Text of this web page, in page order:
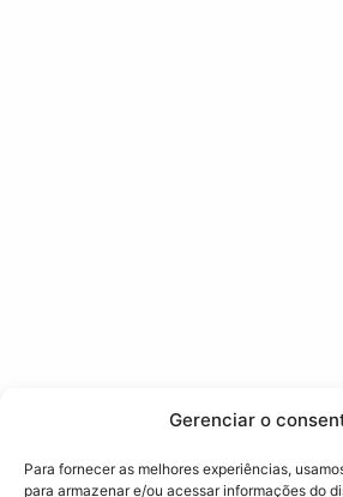
Gerenciar o
Para fornecer as melhores experiências,
para armazenar e/ou acessar informações do